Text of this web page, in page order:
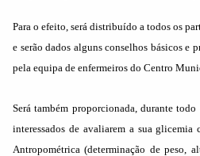
Para o efeito, será distribuído a todos os
e serão dados alguns conselhos básicos e
pela equipa de enfermeiros do Centro
Será também proporcionada, durante
interessados de avaliarem a sua glicemia
Antropométrica (determinação de peso,